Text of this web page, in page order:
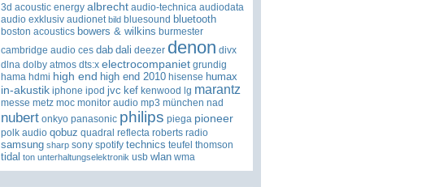
3d acoustic energy albrecht audio-technica audiodata
audio exklusiv audionet bild bluesound bluetooth
boston acoustics bowers & wilkins burmester
cambridge audio ces dab dali deezer denon divx
dlna dolby atmos dts:x electrocompaniet grundig
hama hdmi high end high end 2010 hisense humax
in-akustik iphone ipod jvc kef kenwood lg marantz
messe metz moc monitor audio mp3 münchen nad
nubert onkyo panasonic philips piega pioneer
polk audio qobuz quadral reflecta roberts radio
samsung sharp sony spotify technics teufel thomson
tidal ton unterhaltungselektronik usb wlan wma